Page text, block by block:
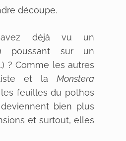
découpe.
avez déjà vu un
poussant sur un
? Comme les autres
liste et laMonstera
feuilles du pothos
bien plus
et surtout, elles